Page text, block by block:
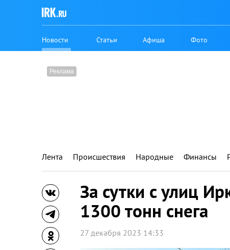
Новости Статьи Афиша Фото
Лента Происшествия Народные Финансы
За сутки с улиц
1300 тонн снега
27 декабря 2023 14:33